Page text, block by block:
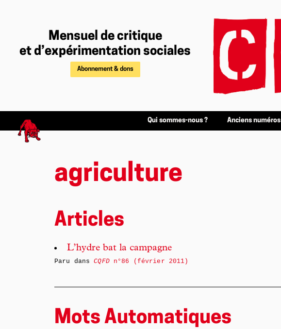
Mensuel de critique
et d’expérimentation sociales
Abonnement & dons
Qui sommes-nous ? Anciens numéros
agriculture
Articles
L’hydre bat la campagne
Paru dansCQFDn°86 (février 2011)
Mots Automatiques